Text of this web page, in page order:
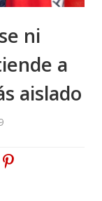
ni
a
aislado